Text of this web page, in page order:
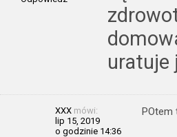
uratuje
XXX mówi:
lip 15, 2019
o godzinie 14:36
POtem